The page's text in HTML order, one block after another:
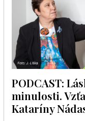
PODCAST:
minulosti.
Kataríny